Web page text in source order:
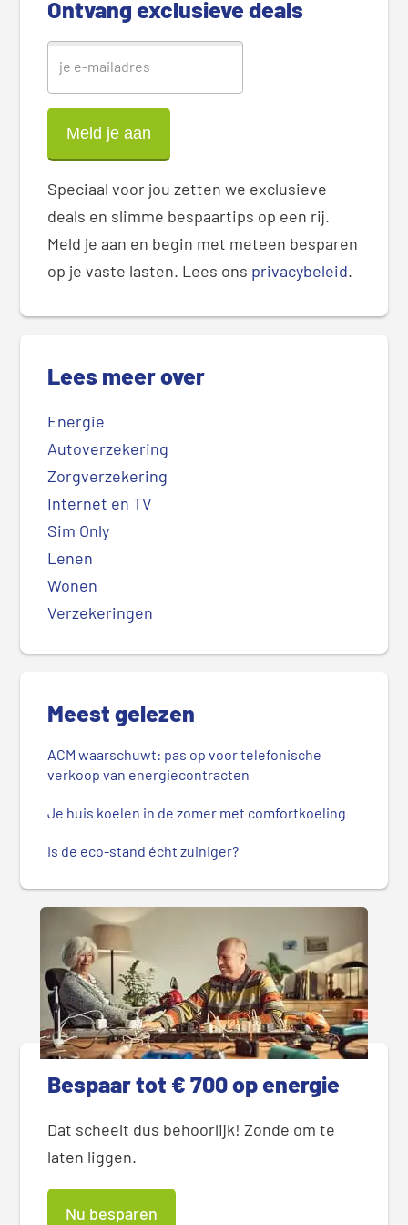
Ontvang exclusieve deals
Speciaal voor jou zetten we exclusieve
deals en slimme bespaartips op een rij.
Meld je aan en begin met meteen besparen
op je vaste lasten. Lees ons privacybeleid.
Lees meer over
Energie
Autoverzekering
Zorgverzekering
Internet en TV
Sim Only
Lenen
Wonen
Verzekeringen
Meest gelezen
ACM waarschuwt: pas op voor telefonische
verkoop van energiecontracten
Je huis koelen in de zomer met comfortkoeling
Is de eco-stand écht zuiniger?
Bespaar tot € 700 op energie
Dat scheelt dus behoorlijk! Zonde om te
laten liggen.
Nu besparen